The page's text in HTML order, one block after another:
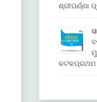
ଶ୍ରୀପର୍ଣ୍ଣା
କଟକପ୍ରଥମ